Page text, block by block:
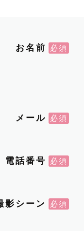
お名前
メール
電話番号
影シーン